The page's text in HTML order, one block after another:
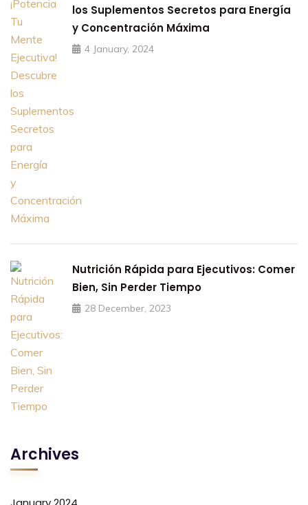
los Suplementos Secretos para Energía
y Concentración Máxima
4 January, 2024
Nutrición Rápida para Ejecutivos: Comer
Bien, Sin Perder Tiempo
28 December, 2023
Archives